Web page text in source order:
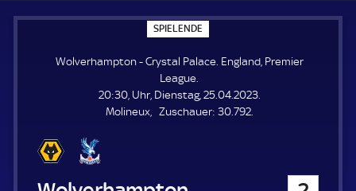
SPIELENDE
P
E
N
E
Wolverhampton - Crystal Palace. England, Premier
League.
20:30, Uhr, Dienstag, 25.04.2023.
Molineux
Zuschauer: Z
30.792.